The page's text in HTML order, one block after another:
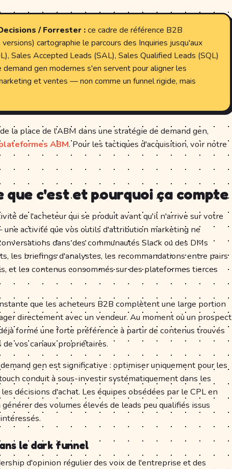
/ Forrester :ce cadre de référence B2B
cartographie le parcours des Inquiries jusqu'aux
Sales Accepted Leads (SAL), Sales Qualified Leads (SQL)
gen modernes s'en servent pour aligner les
et ventes — non comme un funnel rigide, mais
la place de l'ABM dans une stratégie de demand gen,
ABM. Pour les tactiques d'acquisition, voir notre
que c'est et pourquoi ça compte
de l'acheteur qui se produit avant qu'il n'arrive sur votre
activité que vos outils d'attribution marketing ne
dans des communautés Slack ou des DMs
les briefings d'analystes, les recommandations entre pairs
et les contenus consommés sur des plateformes tierces
que les acheteurs B2B complètent une large portion
directement avec un vendeur. Au moment où un prospect
formé une forte préférence à partir de contenus trouvés
vos canaux propriétaires.
gen est significative : optimiser uniquement pour les
conduit à sous-investir systématiquement dans les
décisions d'achat. Les équipes obsédées par le CPL en
des volumes élevés de leads peu qualifiés issus
le dark funnel
d'opinion régulier des voix de l'entreprise et des